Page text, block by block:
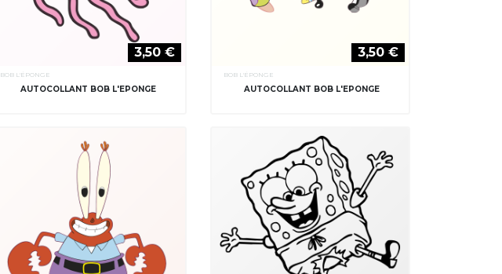
3,50 €
BOB L'ÉPONGE
AUTOCOLLANT BOB L'EPONGE
3,50 €
BOB L'ÉPONGE
AUTOCOLLANT BOB L'EPONGE